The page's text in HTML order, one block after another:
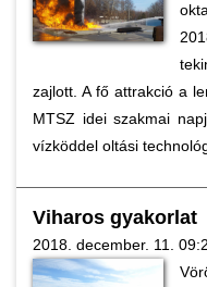
zajlott. A fő attrakció a
MTSZ idei szakmai
vízköddel oltási
Viharos gyakorlat
2018. december. 11.